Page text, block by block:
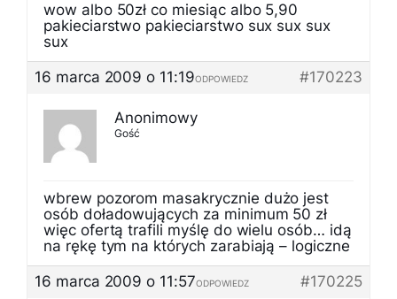
wow albo 50zł co miesiąc albo 5,90
pakieciarstwo pakieciarstwo sux sux sux
sux
16 marca 2009 o 11:19
#170223
ODPOWIEDZ
Anonimowy
Gość
wbrew pozorom masakrycznie dużo jest
osób doładowujących za minimum 50 zł
więc ofertą trafili myślę do wielu osób… idą
na rękę tym na których zarabiają – logiczne
16 marca 2009 o 11:57
#170225
ODPOWIEDZ